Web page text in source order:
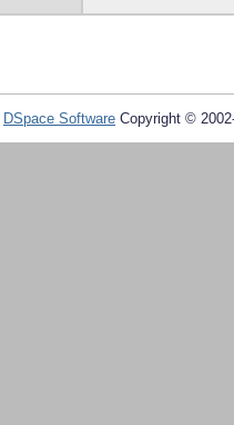
DSpace Software Copyright ©